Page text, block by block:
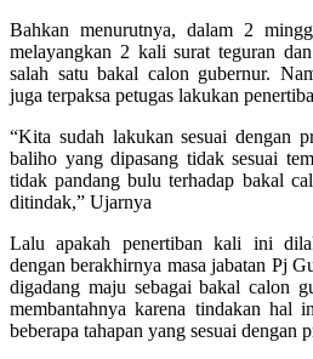
Bahkan menurutnya, dalam 2
melayangkan 2 kali surat teguran
salah satu bakal calon gubernur.
juga terpaksa petugas lakukan
“Kita sudah lakukan sesuai dengan
baliho yang dipasang tidak sesuai
tidak pandang bulu terhadap bakal
ditindak,” Ujarnya
Lalu apakah penertiban kali ini
dengan berakhirnya masa jabatan Pj
digadang maju sebagai bakal calon
membantahnya karena tindakan hal
beberapa tahapan yang sesuai dengan